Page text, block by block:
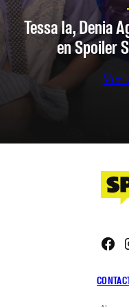
Tessa Ia, Denia
en Spoiler
Ver